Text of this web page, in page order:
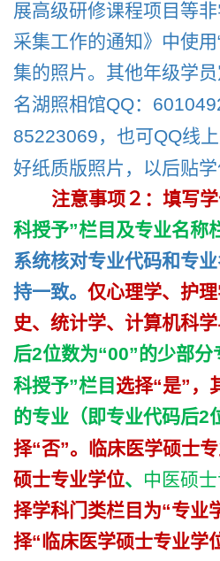
展高级研修课程项目等
采集工作的通知》中使用
集的照片。其他年级学
名湖照相馆QQ：
85223069，也可QQ线
好纸质版照片，以后贴学
注意事项２：填写
科授予”栏目及专业名称
系统核对专业代码和专
持一致。 仅心理学、护
史、统计学、计算机科
后2位数为“00”的少部分
科授予”栏目 选择“是”，
的专业（即专业代码后2
择“否”。临床医学硕士
硕士专业学位、 中医硕
择学科门类栏目为“专业
择“临床医学硕士专业学